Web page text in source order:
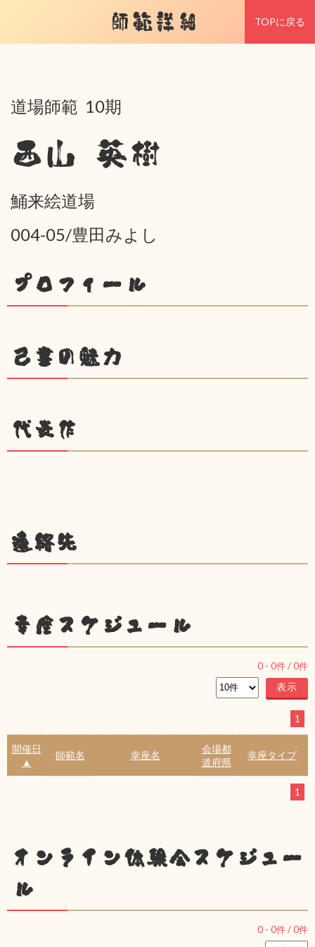
師範詳細 TOPに戻る
道場師範 10期
西山 英樹
鯒来絵道場
004-05/豊田みよし
プロフィール
己書の魅力
代表作
連絡先
幸座スケジュール
0 - 0件 /0件
1
開催日
▲
師範名 幸座名
会場都
道府県
幸座タイプ
1
オンライン体験会スケジュー
ル
0 - 0件 /0件